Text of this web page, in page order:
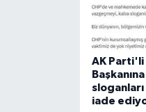
AK Parti'li
iade